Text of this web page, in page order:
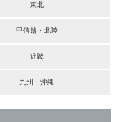
東北
甲信越・北陸
近畿
九州・沖縄